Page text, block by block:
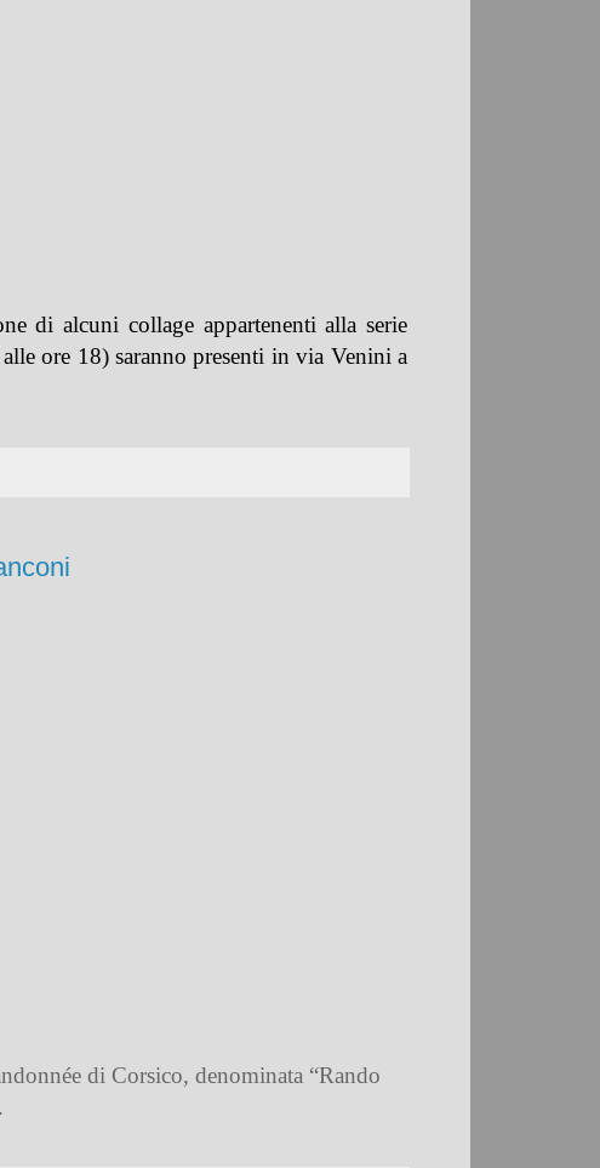
di alcuni collage appartenenti alla serie
ore 18) saranno presenti in via Venini a
di Corsico, denominata “Rando